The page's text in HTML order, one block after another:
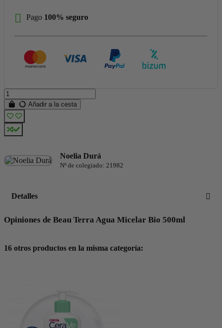
Pago 100% seguro
Añadir a la cesta
Noelia Durá
Nº de colegiado: 21982
Detalles
Opiniones de Beau Terra Agua Micelar Bio 500ml
16 otros productos en la misma categoría: